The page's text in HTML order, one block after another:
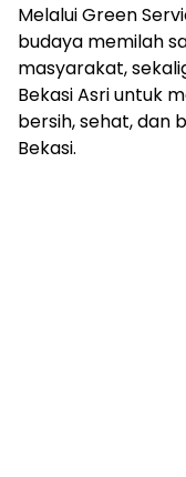
Melalui Green
budaya memilah
masyarakat,
Bekasi Asri untuk
bersih, sehat, dan
Bekasi.